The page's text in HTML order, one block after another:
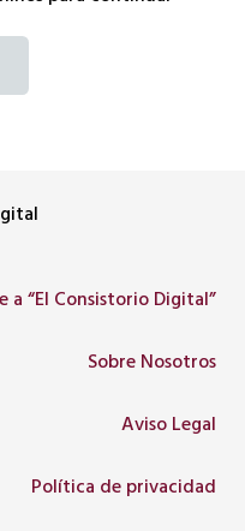
a “El Consistorio Digital”
Sobre Nosotros
Aviso Legal
Política de privacidad